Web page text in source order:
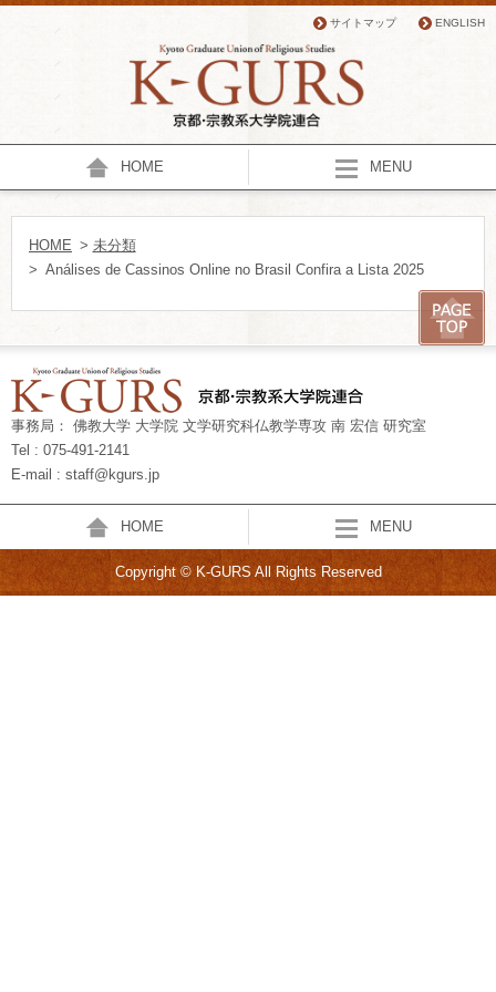
サイトマップ ENGLISH
HOME MENU
HOME > 未分類
> ️ Análises de Cassinos Online no Brasil Confira a Lista 2025
事務局： 佛教大学 大学院 文学研究科仏教学専攻 南 宏信 研究室
Tel : 075-491-2141
E-mail : staff@kgurs.jp
HOME MENU
Copyright © K-GURS All Rights Reserved